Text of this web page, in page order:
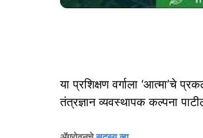
या प्रशिक्षण वर्गाला ‘आत्मा’चे
तंत्रज्ञान व्यवस्थापक कल्पना